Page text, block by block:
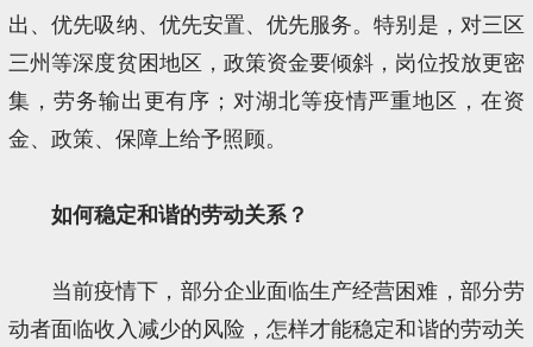
出、优先吸纳、优先安置、优先服务。特别是，对三区
三州等深度贫困地区，政策资金要倾斜，岗位投放更密
集，劳务输出更有序；对湖北等疫情严重地区，在资
金、政策、保障上给予照顾。
如何稳定和谐的劳动关系？
当前疫情下，部分企业面临生产经营困难，部分劳
动者面临收入减少的风险，怎样才能稳定和谐的劳动关